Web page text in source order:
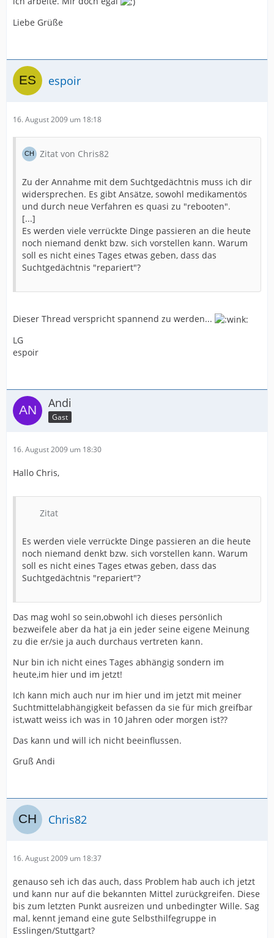
Liebe Grüße
espoir
16. August 2009 um 18:18
Zitat von Chris82
Zu der Annahme mit dem Suchtgedächtnis muss ich dir
widersprechen. Es gibt Ansätze, sowohl medikamentös
und durch neue Verfahren es quasi zu "rebooten".
[...]
Es werden viele verrückte Dinge passieren an die heute
noch niemand denkt bzw. sich vorstellen kann. Warum
soll es nicht eines Tages etwas geben, dass das
Suchtgedächtnis "repariert"?
Dieser Thread verspricht spannend zu werden...
LG
espoir
Andi
Gast
16. August 2009 um 18:30
Hallo Chris,
Zitat
Es werden viele verrückte Dinge passieren an die heute
noch niemand denkt bzw. sich vorstellen kann. Warum
soll es nicht eines Tages etwas geben, dass das
Suchtgedächtnis "repariert"?
Das mag wohl so sein,obwohl ich dieses persönlich
bezweifele aber da hat ja ein jeder seine eigene Meinung
zu die er/sie ja auch durchaus vertreten kann.
Nur bin ich nicht eines Tages abhängig sondern im
heute,im hier und im jetzt!
Ich kann mich auch nur im hier und im jetzt mit meiner
Suchtmittelabhängigkeit befassen da sie für mich greifbar
ist,watt weiss ich was in 10 Jahren oder morgen ist??
Das kann und will ich nicht beeinflussen.
Gruß Andi
Chris82
16. August 2009 um 18:37
genauso seh ich das auch, dass Problem hab auch ich jetzt
und kann nur auf die bekannten Mittel zurückgreifen. Diese
bis zum letzten Punkt ausreizen und unbedingter Wille. Sag
mal, kennt jemand eine gute Selbsthilfegruppe in
Esslingen/Stuttgart?